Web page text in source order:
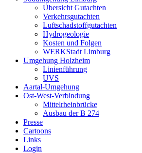
Übersicht Gutachten
Verkehrsgutachten
Luftschadstoffgutachten
Hydrogeologie
Kosten und Folgen
WERKStadt Limburg
Umgehung Holzheim
Linienführung
UVS
Aartal-Umgehung
Ost-West-Verbindung
Mittelrheinbrücke
Ausbau der B 274
Presse
Cartoons
Links
Login